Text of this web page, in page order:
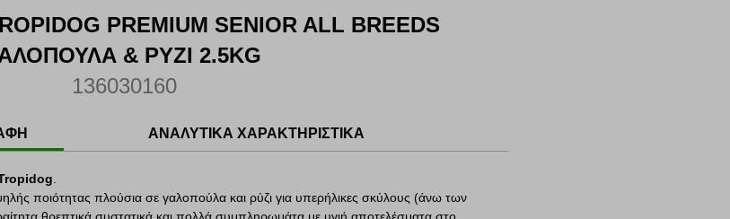
PREMIUM SENIOR ALL BREEDS
& ΡΥΖΙ 2.5KG
136030160
ΑΝΑΛΥΤΙΚΑ ΧΑΡΑΚΤΗΡΙΣΤΙΚΑ
ποιότητας πλούσια σε γαλοπούλα και ρύζι για υπερήλικες σκύλους (άνω των